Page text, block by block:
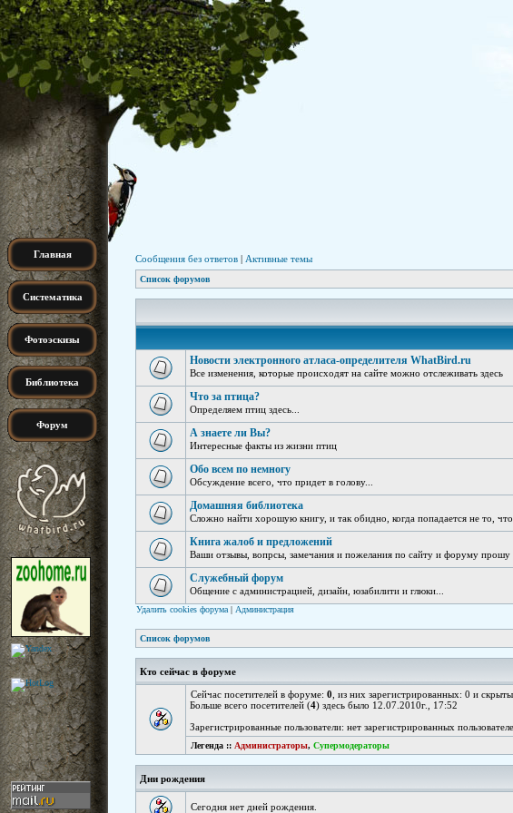
Главная
Систематика
Фотоэскизы
Библиотека
Форум
Сообщения без ответов | Активные темы
Список форумов
Новости электронного атласа-определителя WhatBird.ru
Все изменения, которые происходят на сайте можно отслеживать здесь
Что за птица?
Определяем птиц здесь...
А знаете ли Вы?
Интересные факты из жизни птиц
Обо всем по немногу
Обсуждение всего, что придет в голову...
Домашняя библиотека
Сложно найти хорошую книгу, и так обидно, когда попадается не то,
Книга жалоб и предложений
Ваши отзывы, вопрсы, замечания и пожелания по сайту и форуму прошу
Служебный форум
Общение с администрацией, дизайн, юзабилити и глюки...
Удалить cookies форума | Администрация
Список форумов
Кто сейчас в форуме
Сейчас посетителей в форуме: 0 , из них зарегистрированных: 0 и
Больше всего посетителей (4) здесь было 12.07.2010г., 17:52
Зарегистрированные пользователи: нет зарегистрированных
Легенда :: Администраторы, Супермодераторы
Дни рождения
Сегодня нет дней рождения.